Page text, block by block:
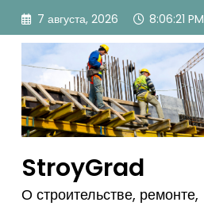
Перейти
содержимому
7 августа, 2026 8:06:23 PM
StroyGrad
О строительстве, ремонте,